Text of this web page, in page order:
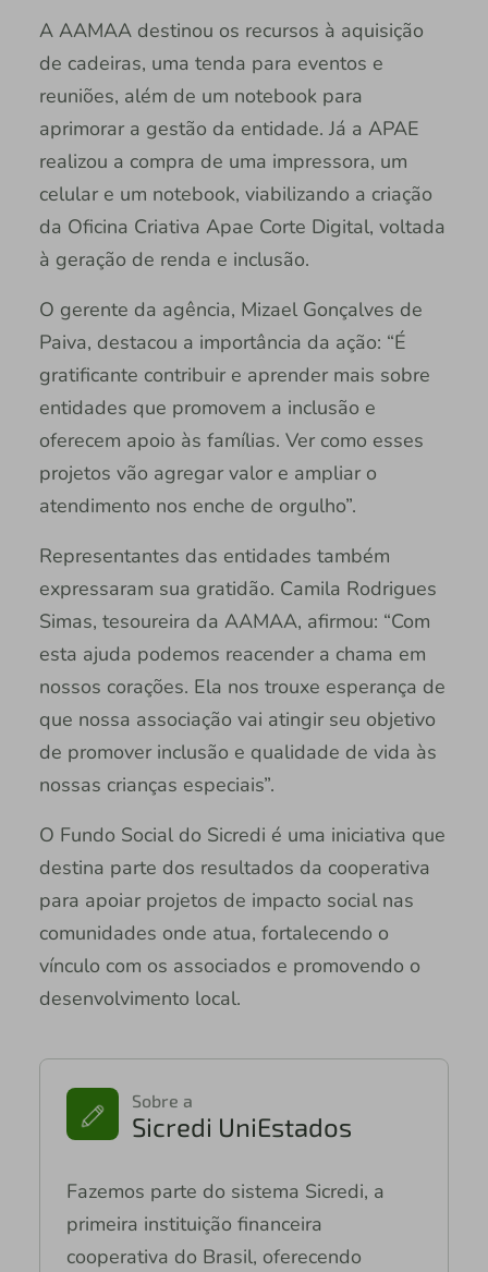
A AAMAA destinou os recursos à aquisição
de cadeiras, uma tenda para eventos e
reuniões, além de um notebook para
aprimorar a gestão da entidade. Já a APAE
realizou a compra de uma impressora, um
celular e um notebook, viabilizando a criação
da Oficina Criativa Apae Corte Digital, voltada
à geração de renda e inclusão.
O gerente da agência, Mizael Gonçalves de
Paiva, destacou a importância da ação: “É
gratificante contribuir e aprender mais sobre
entidades que promovem a inclusão e
oferecem apoio às famílias. Ver como esses
projetos vão agregar valor e ampliar o
atendimento nos enche de orgulho”.
Representantes das entidades também
expressaram sua gratidão. Camila Rodrigues
Simas, tesoureira da AAMAA, afirmou: “Com
esta ajuda podemos reacender a chama em
nossos corações. Ela nos trouxe esperança de
que nossa associação vai atingir seu objetivo
de promover inclusão e qualidade de vida às
nossas crianças especiais”.
O Fundo Social do Sicredi é uma iniciativa que
destina parte dos resultados da cooperativa
para apoiar projetos de impacto social nas
comunidades onde atua, fortalecendo o
vínculo com os associados e promovendo o
desenvolvimento local.
Sobre a
Sicredi UniEstados
Fazemos parte do sistema Sicredi, a
primeira instituição financeira
cooperativa do Brasil, oferecendo